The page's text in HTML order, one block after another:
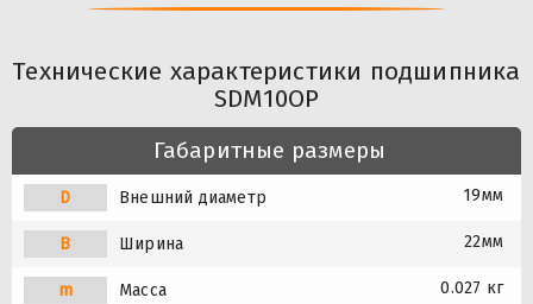
Технические характеристики подшипника
SDM10OP
Габаритные размеры
D Внешний диаметр 19мм
B Ширина 22мм
m Масса 0.027 кг